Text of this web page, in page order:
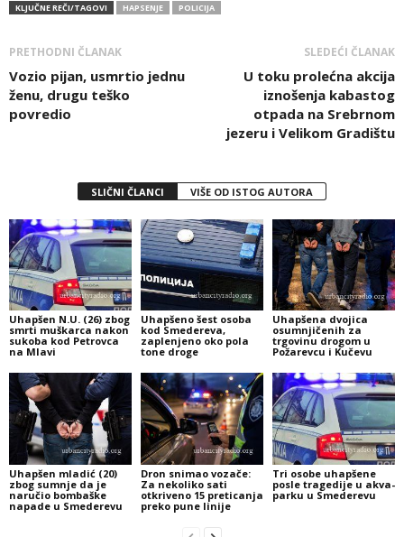
KLJUČNE REČI/TAGOVI
HAPSENJE POLICIJA
PRETHODNI ČLANAK
Vozio pijan, usmrtio jednu
ženu, drugu teško
povredio
SLEDEĆI ČLANAK
U toku prolećna akcija
iznošenja kabastog
otpada na Srebrnom
jezeru i Velikom Gradištu
SLIČNI ČLANCI VIŠE OD ISTOG AUTORA
Uhapšen N.U. (26) zbog
smrti muškarca nakon
sukoba kod Petrovca
na Mlavi
Uhapšeno šest osoba
kod Smedereva,
zaplenjeno oko pola
tone droge
Uhapšena dvojica
osumnjičenih za
trgovinu drogom u
Požarevcu i Kučevu
Uhapšen mladić (20)
zbog sumnje da je
naručio bombaške
napade u Smederevu
Dron snimao vozače:
Za nekoliko sati
otkriveno 15 preticanja
preko pune linije
Tri osobe uhapšene
posle tragedije u akva-
parku u Smederevu